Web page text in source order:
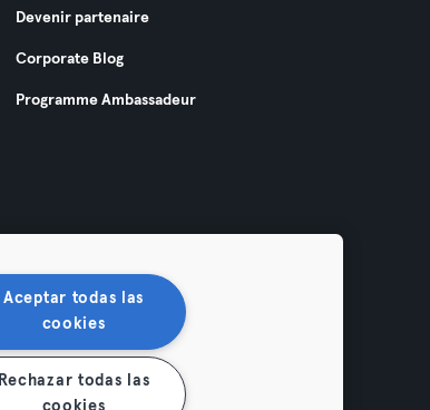
Devenir partenaire
Corporate Blog
Programme Ambassadeur
Aceptar todas las
cookies
Rechazar todas las
cookies